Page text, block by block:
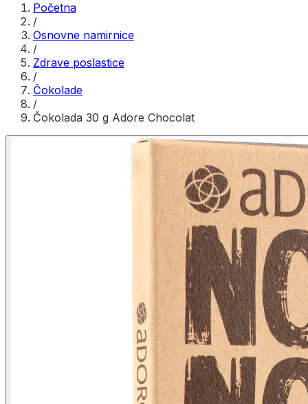
Početna
/
Osnovne namirnice
/
Zdrave poslastice
/
Čokolade
/
Čokolada 30 g Adore Chocolat